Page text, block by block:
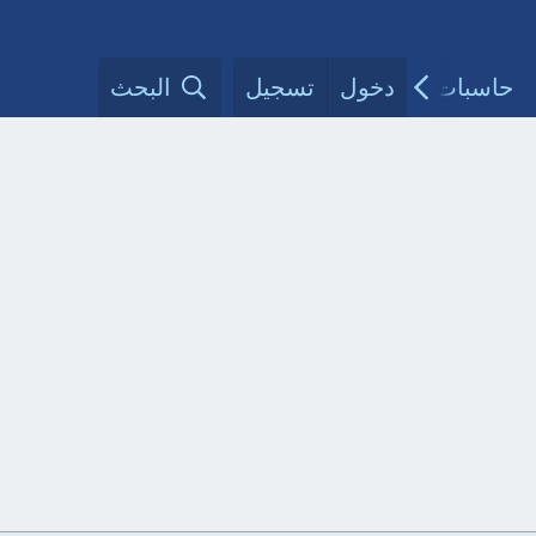
حاسبات طبية مقالات الأطباءدخول تسجيل البحث